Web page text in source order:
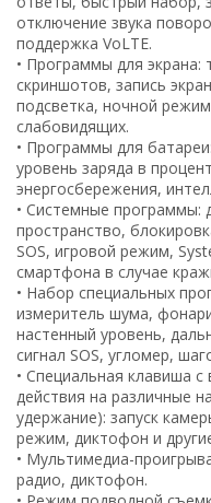
отключение звука
поддержка VoLTE.
• Программы для экрана:
скриншотов, запись
подсветка, ночной
слабовидящих.
• Программы для
уровень заряда в
энергосбережения,
• Системные программы:
пространство,
SOS, игровой режим,
смартфона в случае
• Набор специальных
измеритель шума,
настенный уровень,
сигнал SOS, угломер,
• Специальная клавиша
действия на различные
удержание): запуск
режим, диктофон и
• Мультимедиа-
радио, диктофон.